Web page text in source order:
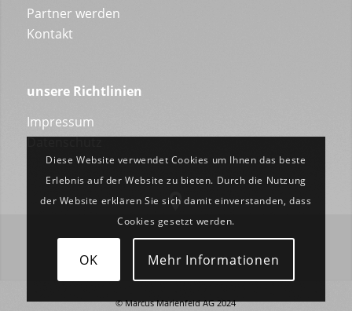
Partner werden
Kontakt
unsere Richtlinien
Impressum
Datenschutz
© Marcus Marienfeld AG 2024
Diese Website verwendet Cookies um Ihnen das beste
Erlebnis auf der Website zu bieten. Durch die Nutzung
der Website erklären Sie sich damit einverstanden, dass
Cookies gesetzt werden.
OK Mehr Informationen